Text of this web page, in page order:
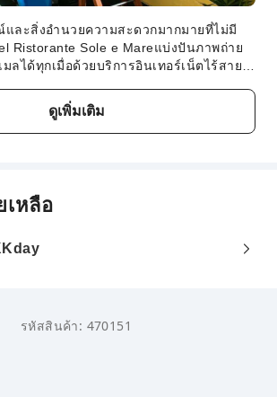
ละสิ่งอำนวยความสะดวกมากมายที่ไม่มี
Ristorante Sole e Mareแบ่งปันภาพถ่าย
ลได้ทุกเมื่อด้วยบริการอินเทอร์เน็ตไร้สาย
รได้แผนกต้อนรับพร้อมอำนวยความสะดวก
การเจ้าหน้าที่คอนเซียร์จอยากผ่อนคลาย?
มค่าที่สุดที่ Hotel Ristorante Sole e Mare
ขาดทั่วทุกบริเวณ สำหรับนักท่องเที่ยวที่
ารถใช้บริการโซนสูบบุหรี่ได้ ห้องพักแต่ละ
พื่อให้ผู้มาเยือนได้รับบรรยากาศที่สะดวก
ช้าแบบโฮมเมดแสนอร่อยที่พักมีอาหารเลิศ
ารเพื่อให้บริการตัวเลือกที่น่าดึงดูดและ
ดูเพิ่มเติม
หลือ
รหัสสินค้า: 470151